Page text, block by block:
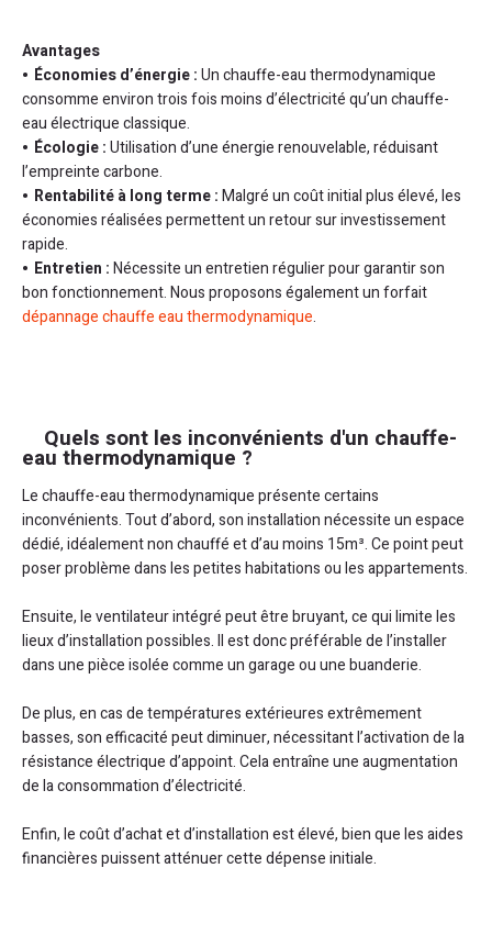
Avantages
Économies d’énergie :Un chauffe-eau thermodynamique
consomme environ trois fois moins d’électricité qu’un chauffe-
eau électrique classique.
Écologie :Utilisation d’une énergie renouvelable, réduisant
l’empreinte carbone.
Rentabilité à long terme :Malgré un coût initial plus élevé, les
économies réalisées permettent un retour sur investissement
rapide.
Entretien :Nécessite un entretien régulier pour garantir son
bon fonctionnement. Nous proposons également un forfait
dépannage chauffe eau thermodynamique.
Quels sont les inconvénients d'un chauffe-
eau thermodynamique ?
Le chauffe-eau thermodynamique présente certains
inconvénients. Tout d’abord, son installation nécessite un espace
dédié, idéalement non chauffé et d’au moins 15m³. Ce point peut
poser problème dans les petites habitations ou les appartements.
Ensuite, le ventilateur intégré peut être bruyant, ce qui limite les
lieux d’installation possibles. Il est donc préférable de l’installer
dans une pièce isolée comme un garage ou une buanderie.
De plus, en cas de températures extérieures extrêmement
basses, son efficacité peut diminuer, nécessitant l’activation de la
résistance électrique d’appoint. Cela entraîne une augmentation
de la consommation d’électricité.
Enfin, le coût d’achat et d’installation est élevé, bien que les aides
financières puissent atténuer cette dépense initiale.